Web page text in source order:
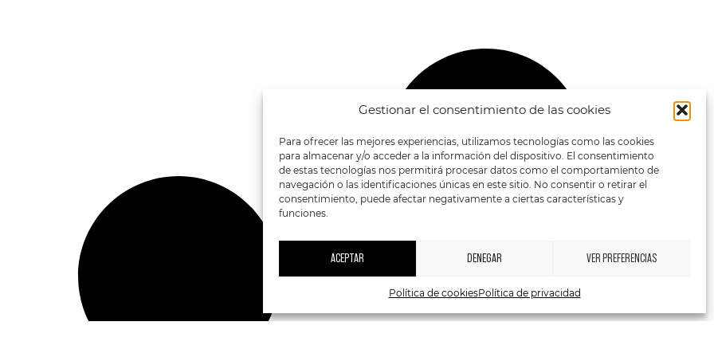
Gestionar el consentimiento de las cookies
Para ofrecer las mejores experiencias, utilizamos tecnologías como las cookies
para almacenar y/o acceder a la información del dispositivo. El consentimiento
de estas tecnologías nos permitirá procesar datos como el comportamiento de
navegación o las identificaciones únicas en este sitio. No consentir o retirar el
consentimiento, puede afectar negativamente a ciertas características y
funciones.
ACEPTAR DENEGAR VER PREFERENCIAS
Política de cookiesPolítica de privacidad